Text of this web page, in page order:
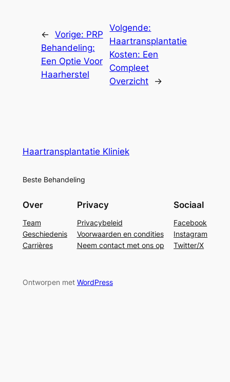
← Vorige: PRP
Behandeling:
Een Optie Voor
Haarherstel
Volgende:
Haartransplantatie
Kosten: Een
Compleet
Overzicht
→
Haartransplantatie Kliniek
Beste Behandeling
Over
Team
Geschiedenis
Carrières
Privacy
Privacybeleid
Voorwaarden en condities
Neem contact met ons op
Sociaal
Facebook
Instagram
Twitter/X
Ontworpen met WordPress